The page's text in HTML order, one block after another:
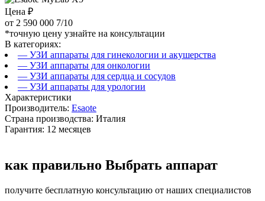
Цена ₽
от 2 590 000 7/10
*точную цену узнайте на консультации
В категориях:
— УЗИ аппараты для гинекологии и акушерства
— УЗИ аппараты для онкологии
— УЗИ аппараты для сердца и сосудов
— УЗИ аппараты для урологии
Характеристики
Производитель: Esaote
Страна производства: Италия
Гарантия: 12 месяцев
как правильно Выбрать аппарат
получите бесплатную консультацию от наших специалистов